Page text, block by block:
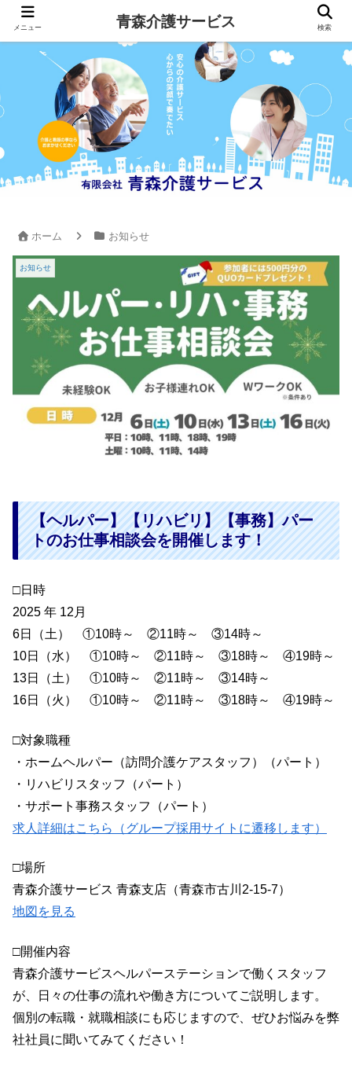
ホーム お知らせ
お知らせ
【ヘルパー】【リハビリ】【事務】パー
トのお仕事相談会を開催します！
□日時
2025 年 12月
6日（土） ①10時～ ②11時～ ③14時～
10日（水） ①10時～ ②11時～ ③18時～ ④19時～
13日（土） ①10時～ ②11時～ ③14時～
16日（火） ①10時～ ②11時～ ③18時～ ④19時～
□対象職種
・ホームヘルパー（訪問介護ケアスタッフ）（パート）
・リハビリスタッフ（パート）
・サポート事務スタッフ（パート）
求人詳細はこちら（グループ採用サイトに遷移します）
□場所
青森介護サービス 青森支店（青森市古川2-15-7）
地図を見る
□開催内容
青森介護サービスヘルパーステーションで働くスタッフ
が、日々の仕事の流れや働き方についてご説明します。
個別の転職・就職相談にも応じますので、ぜひお悩みを弊
社社員に聞いてみてください！
メニュー 青森介護サービス 検索